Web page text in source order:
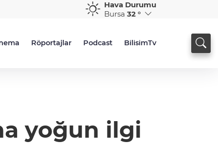
Hava Durumu
Bursa 32 °
Röportajlar Podcast BilisimTv
yoğun ilgi